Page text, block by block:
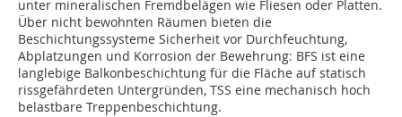
unter mineralischen Fremdbelägen wie Fliesen oder Platten.
Über nicht bewohnten Räumen bieten die
Beschichtungssysteme Sicherheit vor Durchfeuchtung,
Abplatzungen und Korrosion der Bewehrung: BFS ist eine
langlebige Balkonbeschichtung für die Fläche auf statisch
rissgefährdeten Untergründen, TSS eine mechanisch hoch
belastbare Treppenbeschichtung.